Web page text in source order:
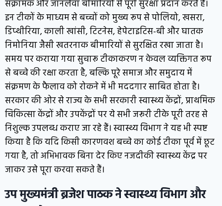
संक्रामक और जानलेवा बीमारियों से पूरी सुरक्षा प्रदान करते हैं।
इन टीकों के माध्यम से बच्चों को मुख्य रूप से पोलियो, खसरा,
डिप्थीरिया, काली खांसी, टिटनेस, हेपेटाइटिस-बी और घातक
निमोनिया जैसी खतरनाक बीमारियों से सुरक्षित रखा जाता है।
समय पर कराया गया सुचारू टीकाकरण न केवल व्यक्तिगत रूप
से बच्चे की रक्षा करता है, बल्कि पूरे समाज और समुदाय में
संक्रमण के फैलाव को रोकने में भी मददगार साबित होता है।
सरकार की ओर से राज्य के सभी सरकारी स्वास्थ्य केंद्रों, प्राथमिक
चिकित्सा केंद्रों और उपकेंद्रों पर ये सभी जरूरी टीके पूरी तरह से
निशुल्क उपलब्ध कराए जा रहे हैं। स्वास्थ्य विभाग ने यह भी स्पष्ट
किया है कि यदि किसी कारणवश बच्चे का कोई टीका पूर्व में छूट
गया है, तो अभिभावक बिना देर किए नजदीकी स्वास्थ्य केंद्र पर
जाकर उसे पूरा करवा सकते हैं।
उप मुख्यमंत्री ब्रजेश पाठक ने स्वास्थ्य विभाग और